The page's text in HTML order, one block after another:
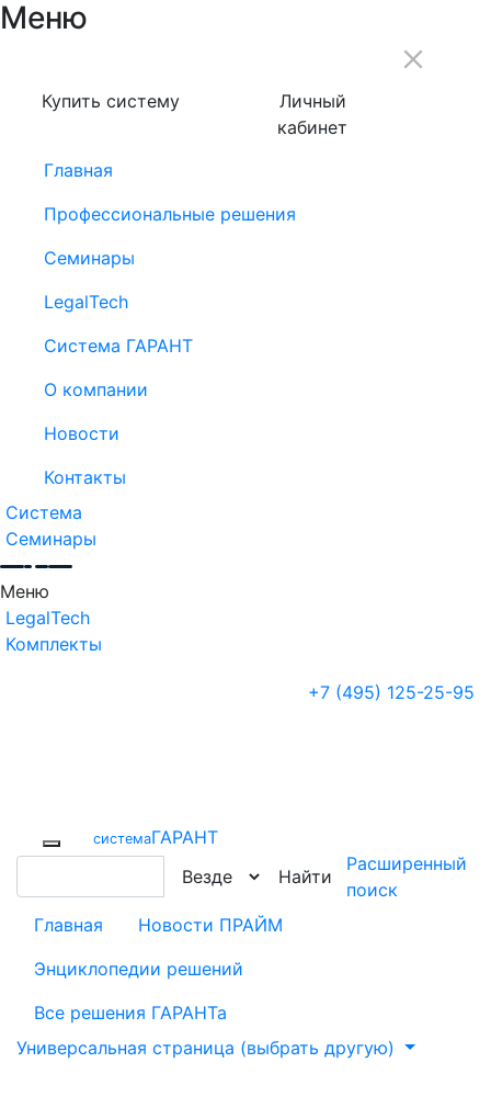
Меню
Купить систему
Личный
кабинет
Главная
Профессиональные решения
Семинары
LegalTech
Система ГАРАНТ
О компании
Новости
Контакты
Система
Семинары
Меню
LegalTech
Комплекты
+7 (495) 125-25-95
cистемаГАРАНТ
Найти
Расширенный
поиск
Главная
Новости ПРАЙМ
Энциклопедии решений
Все решения ГАРАНТа
Универсальная страница (выбрать другую)